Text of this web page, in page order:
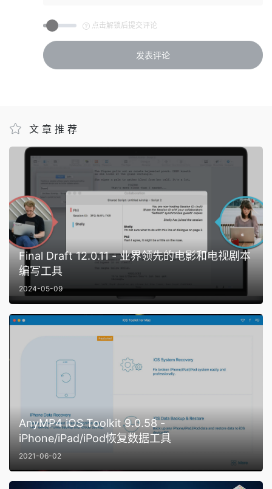
点击解锁后提交评论
文章推荐
Final Draft 12.0.11 - 业界领先的电影和电视剧本
编写工具
2024-05-09
AnyMP4 iOS Toolkit 9.0.58 -
iPhone/iPad/iPod恢复数据工具
2021-06-02